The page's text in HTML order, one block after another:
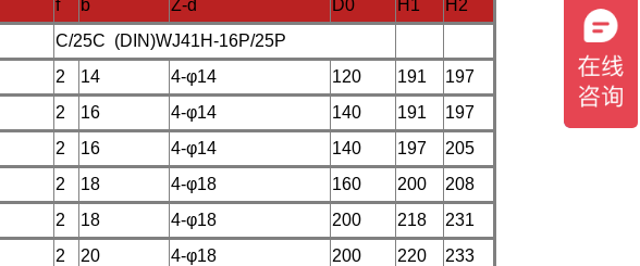
f b Z-d D0 H1
H2
C/25C (DIN)WJ41H-16P/25P
2 14 4-φ14 120 191
197
2 16 4-φ14 140 191
197
2 16 4-φ14 140 197
205
2 18 4-φ18 160 200
208
2 18 4-φ18 200 218
231
2 20 4-φ18 200 220
233